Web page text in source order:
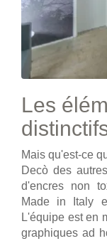
Les
Mais qu'est-ce
Decò des
d'encres non
Made in Italy
L'équipe est en
graphiques ad